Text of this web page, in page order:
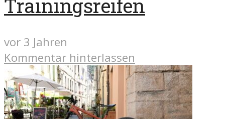
Trainingsreifen
vor 3 Jahren
Kommentar hinterlassen